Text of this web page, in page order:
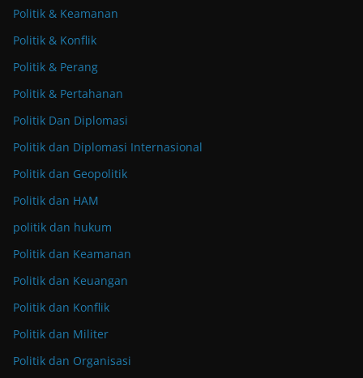
Politik & Keamanan
Politik & Konflik
Politik & Perang
Politik & Pertahanan
Politik Dan Diplomasi
Politik dan Diplomasi Internasional
Politik dan Geopolitik
Politik dan HAM
politik dan hukum
Politik dan Keamanan
Politik dan Keuangan
Politik dan Konflik
Politik dan Militer
Politik dan Organisasi